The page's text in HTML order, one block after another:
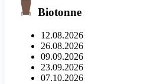
Biotonne
12.08.2026
26.08.2026
09.09.2026
23.09.2026
07.10.2026